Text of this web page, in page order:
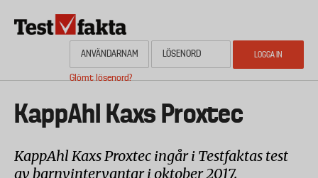
Glömt lösenord?
Media
KappAhl Kaxs Proxtec
KappAhl Kaxs Proxtec ingår i Testfaktas test
av barnvintervantar i oktober 2017.